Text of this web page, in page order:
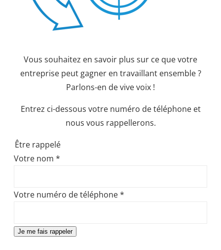
Vous souhaitez en savoir plus sur ce que votre
entreprise peut gagner en travaillant ensemble ?
Parlons-en de vive voix !
Entrez ci-dessous votre numéro de téléphone et
nous vous rappellerons.
Être rappelé
Votre nom *
Votre numéro de téléphone*
Je me fais rappeler